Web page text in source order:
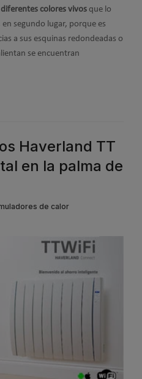
colores vivos que lo
segundo lugar, porque es
a sus esquinas redondeadas o
se encuentran
Haverland TT
en la palma de
de calor